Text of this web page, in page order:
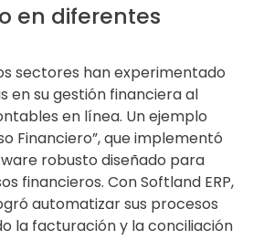
en diferentes
sectores han experimentado
en su gestión financiera al
en línea. Un ejemplo
Financiero”, que implementó
robusto diseñado para
financieros. Con Softland ERP,
automatizar sus procesos
la facturación y la conciliación